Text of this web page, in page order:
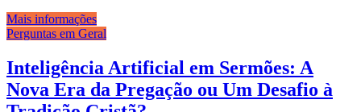
Mais informações
Perguntas em Geral
Inteligência Artificial em Sermões: A
Nova Era da Pregação ou Um Desafio à